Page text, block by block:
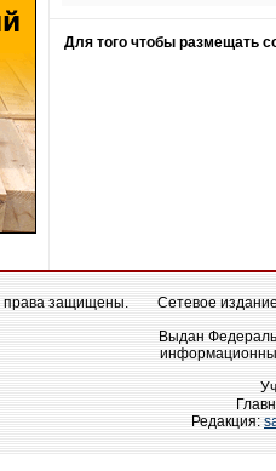
Для того чтобы размещать
права защищены.
Сетевое
Выдан
Редакция: